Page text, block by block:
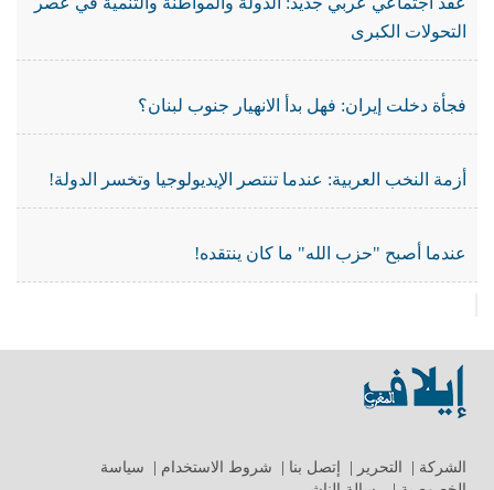
التحولات الكبرى
فجأة دخلت إيران: فهل بدأ الانهيار جنوب لبنان؟
أزمة النخب العربية: عندما تنتصر الإيديولوجيا وتخسر الدولة!
عندما أصبح "حزب الله" ما كان ينتقده!
الشركة التحرير إتصل بنا شروط الاستخدام
سياسة